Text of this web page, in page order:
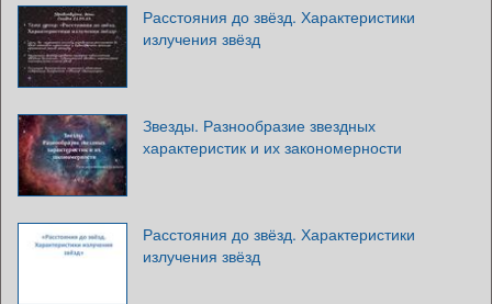
Расстояния до звёзд. Характеристики
излучения звёзд
Звезды. Разнообразие звездных
характеристик и их закономерности
Расстояния до звёзд. Характеристики
излучения звёзд